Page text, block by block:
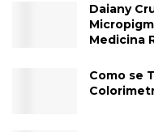
Daiany
Medicina
Como se